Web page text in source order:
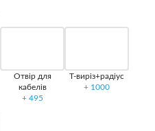
Отвір для
кабелів
+ 495
Т-виріз+радіус
+ 1000